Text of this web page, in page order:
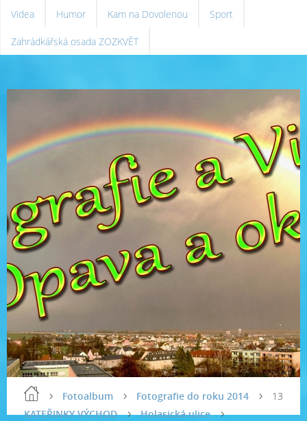
Videa Humor Kam na Dovolenou Sport
Zahrádkářská osada ZOZKVĚT
Fotoalbum
Fotografie do roku 2014
KATEŘINKY VÝCHOD
Holasická ulice
13